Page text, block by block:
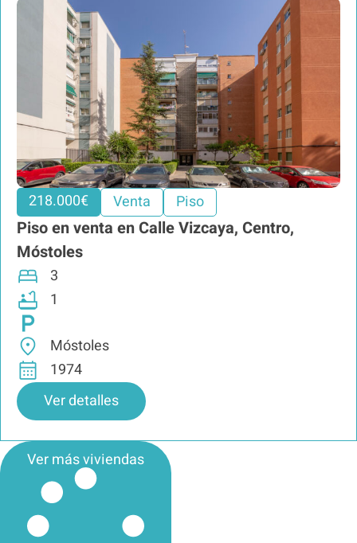
218.000€ Venta Piso
Piso en venta en Calle Vizcaya, Centro,
Móstoles
3
1
Móstoles
1974
Ver detalles
Ver más viviendas